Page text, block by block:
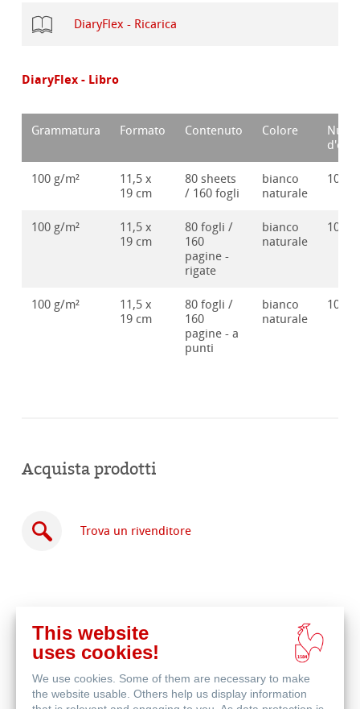
DiaryFlex - Ricarica
DiaryFlex - Libro
Grammatura Formato Contenuto Colore
100 g/m²
11,5 x
19 cm
80 sheets
/ 160 fogli
bianco
naturale
100 g/m²
11,5 x
19 cm
80 fogli /
160
pagine -
rigate
bianco
naturale
100 g/m²
11,5 x
19 cm
80 fogli /
160
pagine - a
punti
bianco
naturale
Acquista prodotti
Trova un rivenditore
Acquista
online
This website
uses cookies!
We use cookies. Some of them are necessary to make
the website usable. Others help us display information